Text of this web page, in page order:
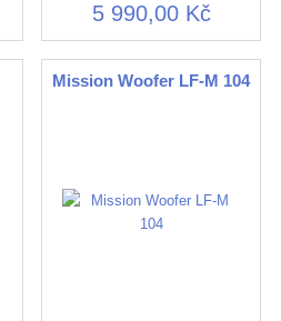
5 990,00 Kč
Mission Woofer LF-M 104